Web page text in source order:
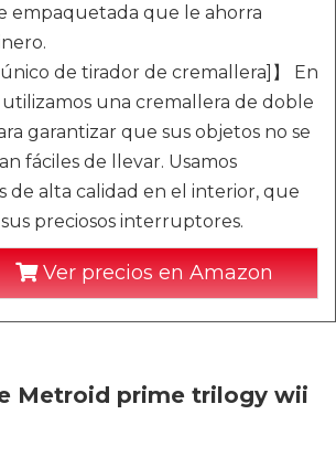
empaquetada que le ahorra
de tirador de cremallera]】 En
una cremallera de doble
garantizar que sus objetos no se
fáciles de llevar. Usamos
de alta calidad en el interior, que
preciosos interruptores.
Ver precios en Amazon
Metroid prime trilogy wii